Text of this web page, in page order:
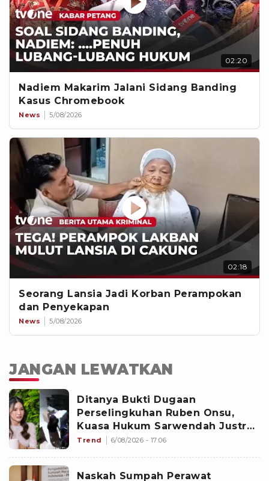
02:20
Nadiem Makarim Jalani Sidang Banding
Kasus Chromebook
News 5/08/2026
02:18
Seorang Lansia Jadi Korban Perampokan
dan Penyekapan
News 5/08/2026
JANGAN LEWATKAN
Ditanya Bukti Dugaan
Perselingkuhan Ruben Onsu,
Kuasa Hukum Sarwendah Justru
Bilang Begini
Trend 6/08/2026 - 17:06
Naskah Sumpah Perawat